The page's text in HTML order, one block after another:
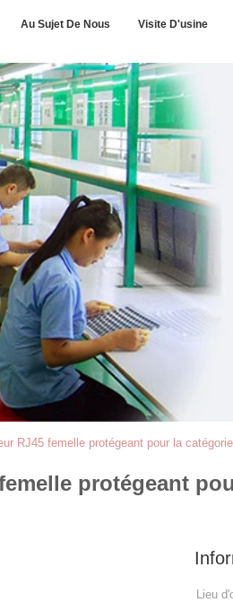
Au Sujet De Nous Visite D'usine
RJ45 femelle protégeant pour la
protégeant
Lieu